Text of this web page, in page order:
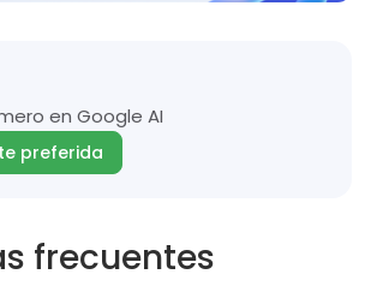
en Google AI
preferida
frecuentes